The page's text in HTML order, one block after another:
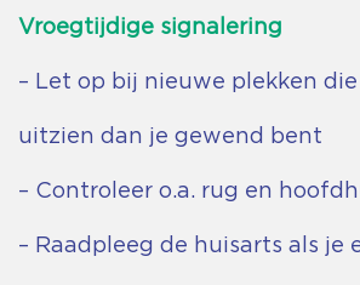
Vroegtijdige signalering
– Let op bij nieuwe plekken
uitzien dan je gewend bent
– Controleer o.a. rug en
– Raadpleeg de huisarts als je